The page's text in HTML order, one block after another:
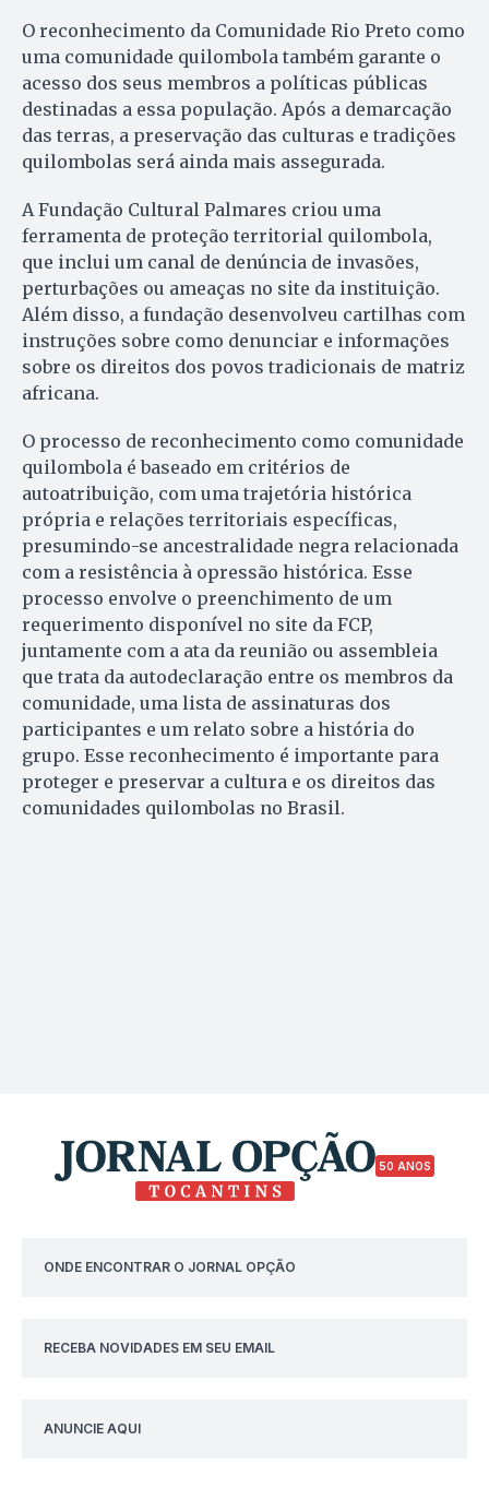
O reconhecimento da Comunidade Rio Preto como
uma comunidade quilombola também garante o
acesso dos seus membros a políticas públicas
destinadas a essa população. Após a demarcação
das terras, a preservação das culturas e tradições
quilombolas será ainda mais assegurada.
A Fundação Cultural Palmares criou uma
ferramenta de proteção territorial quilombola,
que inclui um canal de denúncia de invasões,
perturbações ou ameaças no site da instituição.
Além disso, a fundação desenvolveu cartilhas com
instruções sobre como denunciar e informações
sobre os direitos dos povos tradicionais de matriz
africana.
O processo de reconhecimento como comunidade
quilombola é baseado em critérios de
autoatribuição, com uma trajetória histórica
própria e relações territoriais específicas,
presumindo-se ancestralidade negra relacionada
com a resistência à opressão histórica. Esse
processo envolve o preenchimento de um
requerimento disponível no site da FCP,
juntamente com a ata da reunião ou assembleia
que trata da autodeclaração entre os membros da
comunidade, uma lista de assinaturas dos
participantes e um relato sobre a história do
grupo. Esse reconhecimento é importante para
proteger e preservar a cultura e os direitos das
comunidades quilombolas no Brasil.
50 ANOS
ONDE ENCONTRAR O JORNAL OPÇÃO
RECEBA NOVIDADES EM SEU EMAIL
ANUNCIE AQUI